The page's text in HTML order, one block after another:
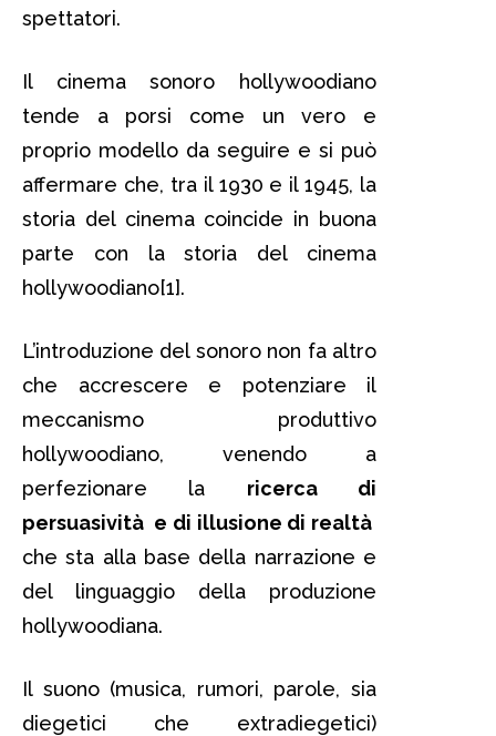
spettatori.
Il cinema sonoro hollywoodiano
tende a porsi come un vero e
proprio modello da seguire e si può
affermare che, tra il 1930 e il 1945, la
storia del cinema coincide in buona
parte con la storia del cinema
hollywoodiano[1].
L’introduzione del sonoro non fa altro
che accrescere e potenziare il
meccanismo produttivo
hollywoodiano, venendo a
perfezionare la ricerca di
persuasività e di illusione di realtà
che sta alla base della narrazione e
del linguaggio della produzione
hollywoodiana.
Il suono (musica, rumori, parole, sia
diegetici che extradiegetici)